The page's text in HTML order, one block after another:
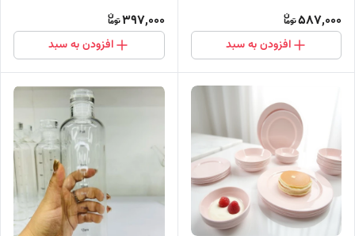
587,000
افزودن به سبد
397,000
افزودن به سبد